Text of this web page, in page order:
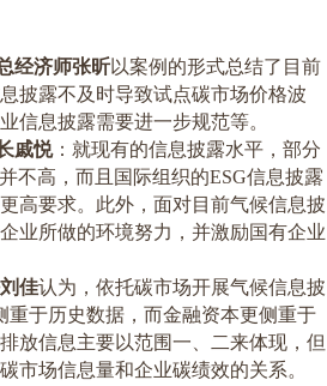
经济师张昕以案例的形式总结了目前
披露不及时导致试点碳市场价格波
信息披露需要进一步规范等。
戚悦：就现有的信息披露水平，部分
不高，而且国际组织的ESG信息披露
高要求。此外，面对目前气候信息披
业所做的环境努力，并激励国有企业
佳认为，依托碳市场开展气候信息披
于历史数据，而金融资本更侧重于
放信息主要以范围一、二来体现，但
市场信息量和企业碳绩效的关系。